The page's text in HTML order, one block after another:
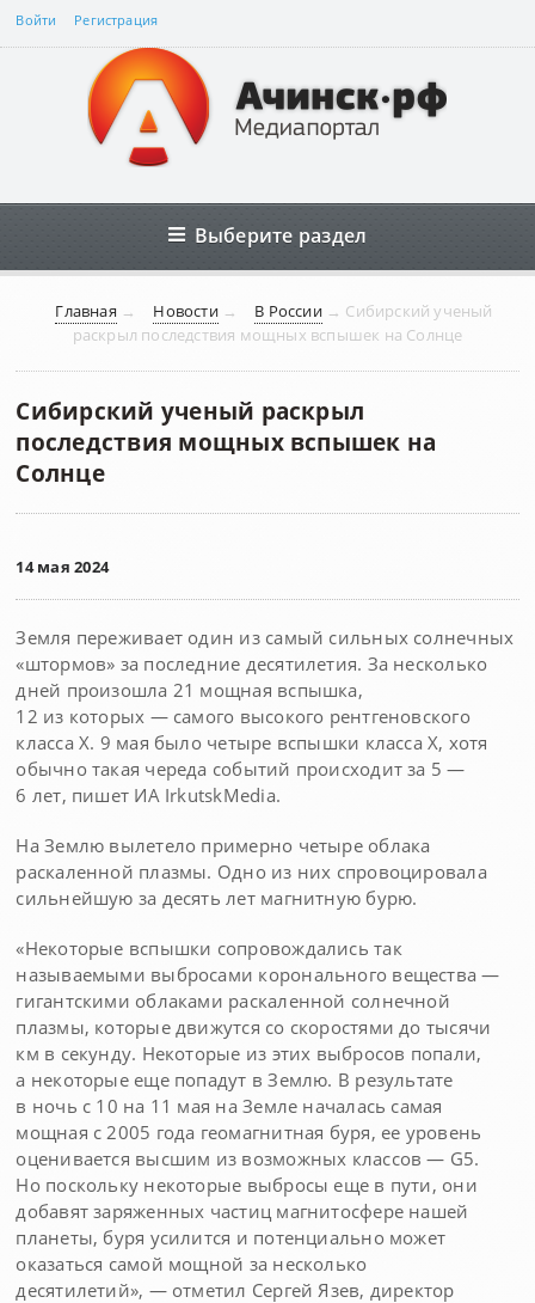
Войти Регистрация
Выберите раздел
Главная → Новости→ В России→ Сибирский ученый
раскрыл последствия мощных вспышек на Солнце
Сибирский ученый раскрыл
последствия мощных вспышек на
Солнце
14 мая 2024
Земля переживает один из самый сильных солнечных
«штормов» за последние десятилетия. За несколько
дней произошла 21 мощная вспышка,
12 из которых — самого высокого рентгеновского
класса Х. 9 мая было четыре вспышки класса Х, хотя
обычно такая череда событий происходит за 5 —
6 лет, пишет ИА IrkutskMedia.
На Землю вылетело примерно четыре облака
раскаленной плазмы. Одно из них спровоцировала
сильнейшую за десять лет магнитную бурю.
«Некоторые вспышки сопровождались так
называемыми выбросами коронального вещества —
гигантскими облаками раскаленной солнечной
плазмы, которые движутся со скоростями до тысячи
км в секунду. Некоторые из этих выбросов попали,
а некоторые еще попадут в Землю. В результате
в ночь с 10 на 11 мая на Земле началась самая
мощная с 2005 года геомагнитная буря, ее уровень
оценивается высшим из возможных классов — G5.
Но поскольку некоторые выбросы еще в пути, они
добавят заряженных частиц магнитосфере нашей
планеты, буря усилится и потенциально может
оказаться самой мощной за несколько
десятилетий», — отметил Сергей Язев, директор